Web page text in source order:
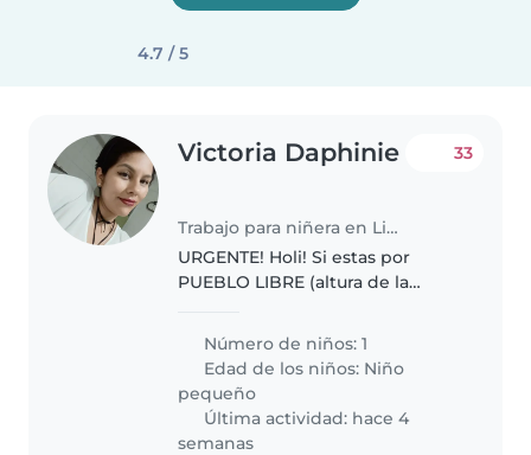
4.7 / 5
Victoria Daphinie
Trabajo para niñera en Lima
33
URGENTE! Holi! Si estas por
PUEBLO LIBRE (altura de la
buscando una niñera confiable
que pueda cuidar a nuestra
pequeña de 1 año y 9 meses.
Nuestra hija..
Número de niños: 1
Edad de los niños: Niño
pequeño
Última actividad: hace 4
semanas